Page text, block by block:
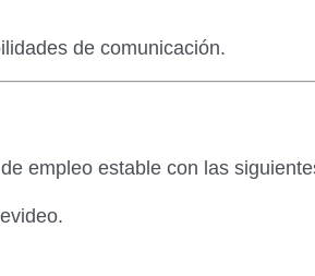
de comunicación.
empleo estable con las